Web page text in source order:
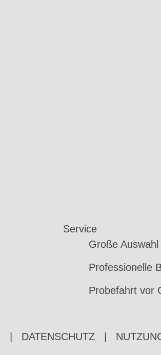
Service
Große
Professionelle
Probefahrt vor
DATENSCHUTZ